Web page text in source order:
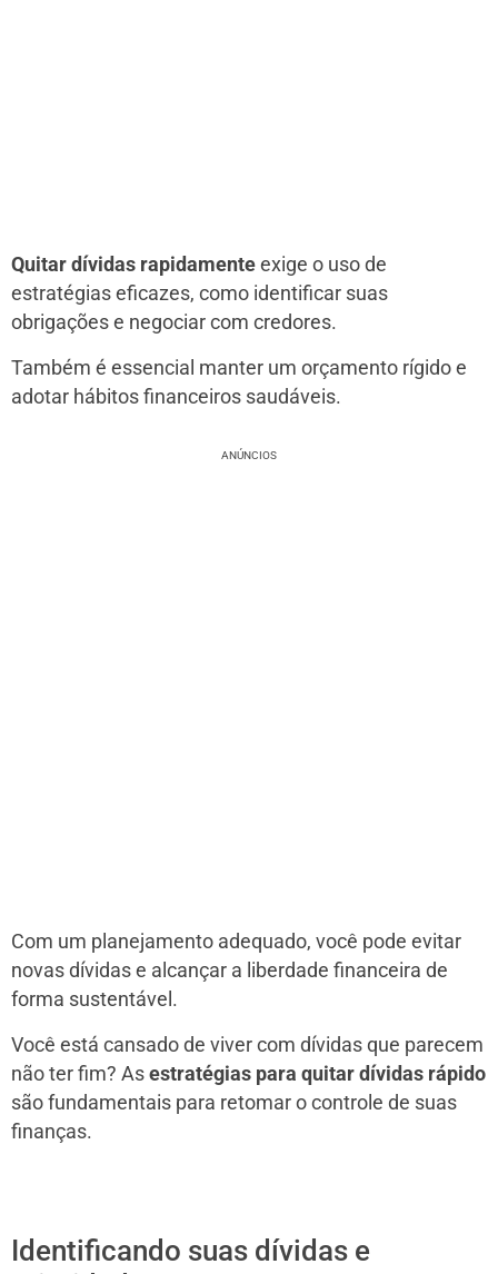
Quitar dívidas rapidamente exige o uso de
estratégias eficazes, como identificar suas
obrigações e negociar com credores.
Também é essencial manter um orçamento rígido e
adotar hábitos financeiros saudáveis.
ANÚNCIOS
Com um planejamento adequado, você pode evitar
novas dívidas e alcançar a liberdade financeira de
forma sustentável.
Você está cansado de viver com dívidas que parecem
não ter fim? As estratégias para quitar dívidas rápido
são fundamentais para retomar o controle de suas
finanças.
Identificando suas dívidas e